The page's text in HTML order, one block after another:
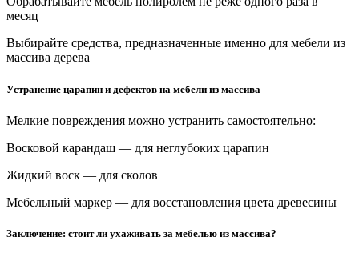
месяц
Выбирайте средства, предназначенные именно для мебели из
массива дерева
Устранение царапин и дефектов на мебели из массива
Мелкие повреждения можно устранить самостоятельно:
Восковой карандаш — для неглубоких царапин
Жидкий воск — для сколов
Мебельный маркер — для восстановления цвета древесины
Заключение: стоит ли ухаживать за мебелью из массива?